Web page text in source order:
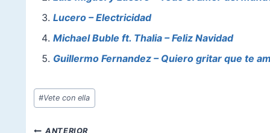
o
o
k
p
p
o
n
Lucero – Electricidad
Michael Buble ft. Thalia – Feliz Navidad
Guillermo Fernandez – Quiero gritar que te
Etiquetas
de
#Vete con ella
ANTERIOR